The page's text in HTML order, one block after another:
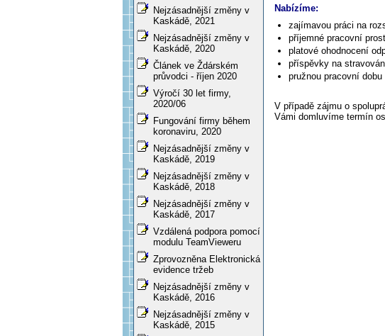
Nejzásadnější změny v
Kaskádě, 2021
Nejzásadnější změny v
Kaskádě, 2020
Článek ve Ždárském
průvodci - říjen 2020
Výročí 30 let firmy,
2020/06
Fungování firmy během
koronaviru, 2020
Nejzásadnější změny v
Kaskádě, 2019
Nejzásadnější změny v
Kaskádě, 2018
Nejzásadnější změny v
Kaskádě, 2017
Vzdálená podpora pomocí
modulu TeamVieweru
Zprovozněna Elektronická
evidence tržeb
Nejzásadnější změny v
Kaskádě, 2016
Nejzásadnější změny v
Kaskádě, 2015
Nabízíme:
zajímavou práci na
příjemné pracovní
platové ohodnocení
příspěvky na
pružnou pracovní dobu
V případě zájmu o
Vámi domluvíme termín